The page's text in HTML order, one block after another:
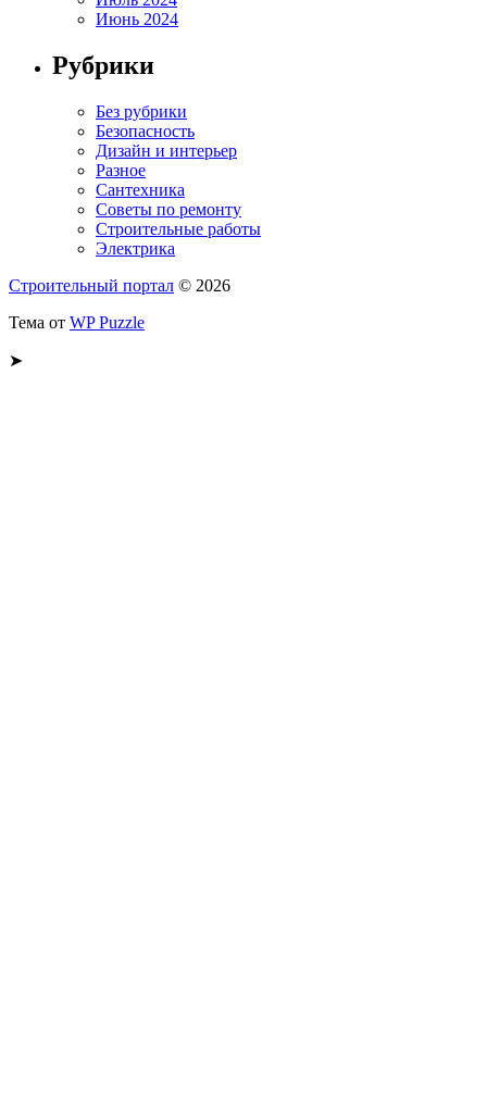
Июнь 2024
Рубрики
Без рубрики
Безопасность
Дизайн и интерьер
Разное
Сантехника
Советы по ремонту
Строительные работы
Электрика
Строительный портал © 2026
Тема от WP Puzzle
➤